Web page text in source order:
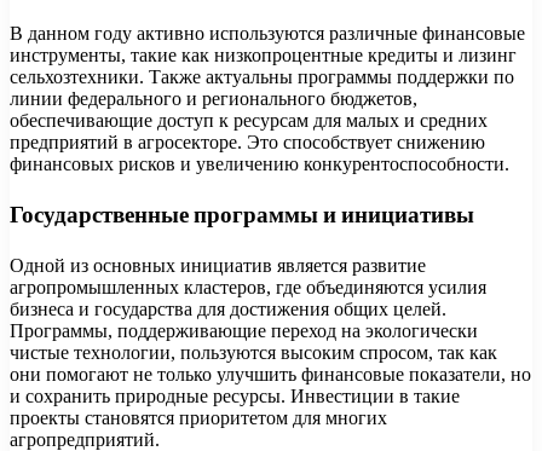
В данном году активно используются различные финансовые
инструменты, такие как низкопроцентные кредиты и лизинг
сельхозтехники. Также актуальны программы поддержки по
линии федерального и регионального бюджетов,
обеспечивающие доступ к ресурсам для малых и средних
предприятий в агросекторе. Это способствует снижению
финансовых рисков и увеличению конкурентоспособности.
Государственные программы и инициативы
Одной из основных инициатив является развитие
агропромышленных кластеров, где объединяются усилия
бизнеса и государства для достижения общих целей.
Программы, поддерживающие переход на экологически
чистые технологии, пользуются высоким спросом, так как
они помогают не только улучшить финансовые показатели, но
и сохранить природные ресурсы. Инвестиции в такие
проекты становятся приоритетом для многих
агропредприятий.